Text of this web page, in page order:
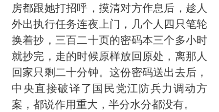
房都跟她打招呼，摸清对方作息后，趁人
外出执行任务连夜上门，几个人四只笔轮
换着抄，三百二十页的密码本三个多小时
就抄完，走的时候原样放回原处，离那人
回家只剩二十分钟。这份密码送出去后，
中央直接破译了国民党江防兵力调动方
案，都说作用重大，半分水分都没有。